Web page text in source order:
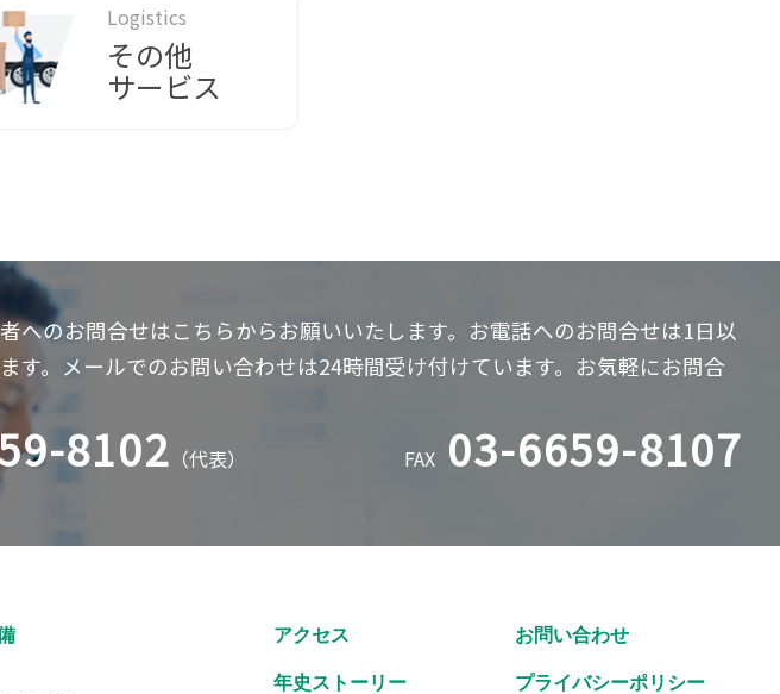
Logistics
その他
サービス
へのお問合せはこちらからお願いいたします。お電話へのお問合せは1日以
す。メールでのお問い合わせは24時間受け付けています。お気軽にお問合
8102 （代表） FAX 03-6659-8107
アクセス
年史ストーリー
お問い合わせ
プライバシーポリシー